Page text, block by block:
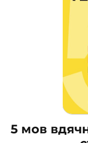
Навчальна
Енциклопедії,
Подарункові
5 мов